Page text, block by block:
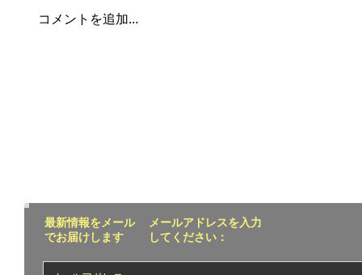
コメントを追加…
最新情報をメール
でお届けします
メールアドレスを入力
してください：